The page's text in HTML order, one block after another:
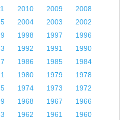
2010 2009
2008
2004 2003
2002
1998 1997
1996
1992 1991
1990
1986 1985
1984
1980 1979
1978
1974 1973
1972
1968 1967
1966
1962 1961
1960